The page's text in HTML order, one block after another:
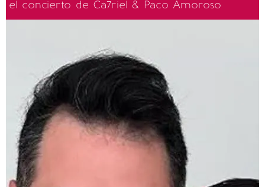
el concierto de Ca7riel & Paco Amoroso